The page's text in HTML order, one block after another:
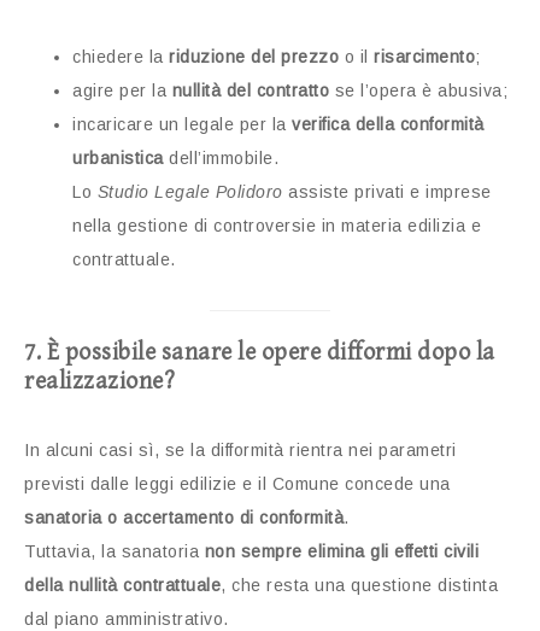
chiedere la riduzione del prezzo o il risarcimento;
agire per la nullità del contratto se l’opera è abusiva;
incaricare un legale per la verifica della conformità
urbanisticadell’immobile.
Lo Studio Legale Polidoro assiste privati e imprese
nella gestione di controversie in materia edilizia e
contrattuale.
7. È possibile sanare le opere difformi dopo la
realizzazione?
In alcuni casi sì, se la difformità rientra nei parametri
previsti dalle leggi edilizie e il Comune concede una
sanatoria o accertamento di conformità.
Tuttavia, la sanatoria non sempre elimina gli effetti civili
della nullità contrattuale, che resta una questione distinta
dal piano amministrativo.